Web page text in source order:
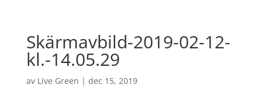
Skärmavbild-2019-02-12-
kl.-14.05.29
av Live Green | dec 15, 2019